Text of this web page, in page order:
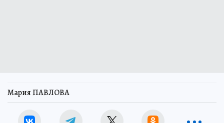
Мария ПАВЛОВА